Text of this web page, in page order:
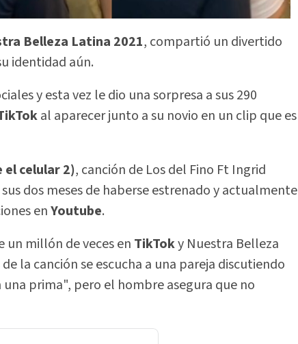
Belleza Latina 2021, compartió un divertido
identidad aún.
y esta vez le dio una sorpresa a sus 290
al aparecer junto a su novio en un clip que es
celular 2), canción de Los del Fino Ft Ingrid
dos meses de haberse estrenado y actualmente
enYoutube.
un millón de veces en TikToky Nuestra Belleza
la canción se escucha a una pareja discutiendo
prima", pero el hombre asegura que no